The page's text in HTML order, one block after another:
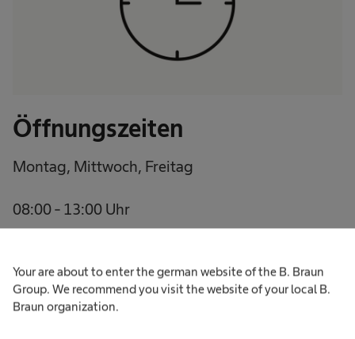
Your are about to enter the german website of the B. Braun
Group. We recommend you visit the website of your local B.
Braun organization.
Öffnungszeiten​
Montag, Mittwoch, Freitag
08:00 - 13:00 Uhr
15:00 - 18:00 Uhr